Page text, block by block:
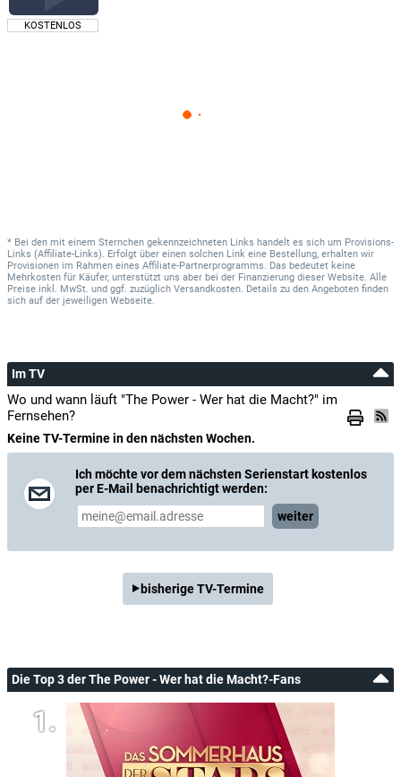
KOSTENLOS
* Bei den mit einem Sternchen gekennzeichneten Links handelt es sich um Provisions-
Links (Affiliate-Links). Erfolgt über einen solchen Link eine Bestellung, erhalten wir
Provisionen im Rahmen eines Affiliate-Partnerprogramms. Das bedeutet keine
Mehrkosten für Käufer, unterstützt uns aber bei der Finanzierung dieser Website. Alle
Preise inkl. MwSt. und ggf. zuzüglich Versandkosten. Details zu den Angeboten finden
sich auf der jeweiligen Webseite.
Im TV
Wo und wann läuft "The Power - Wer hat die Macht?" im
Fernsehen?
Keine TV-Termine in den nächsten Wochen.
Ich möchte vor dem nächsten Serienstart kostenlos
per E-Mail benachrichtigt werden:
weiter
bisherige TV-Termine
Die Top 3 der The Power - Wer hat die Macht?-Fans